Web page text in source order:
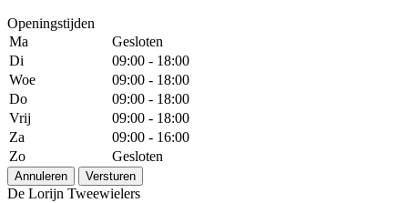
Openingstijden
Ma
Gesloten
Di
09:00 - 18:00
Woe
09:00 - 18:00
Do
09:00 - 18:00
Vrij
09:00 - 18:00
Za
09:00 - 16:00
Zo
Gesloten
Annuleren Versturen
De Lorijn Tweewielers